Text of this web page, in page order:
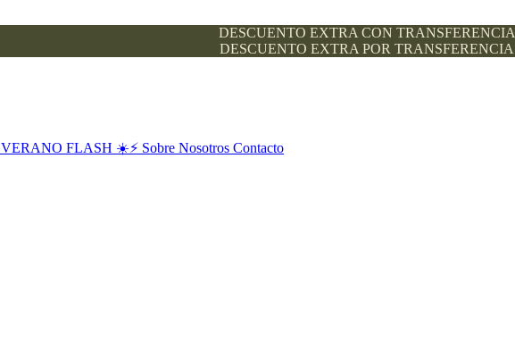
DESCUENTO EXTRA CON TRANSFERENCIA
DESCUENTO EXTRA POR TRANSFERENCIA
VERANO FLASH ☀️⚡️ Sobre Nosotros Contacto